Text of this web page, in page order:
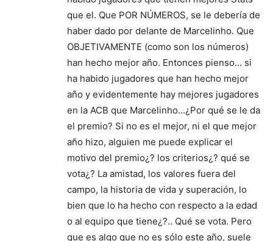
que el. Que POR NÚMEROS, se le debería de
haber dado por delante de Marcelinho. Que
OBJETIVAMENTE (como son los números)
han hecho mejor año. Entonces pienso… si
ha habido jugadores que han hecho mejor
año y evidentemente hay mejores jugadores
en la ACB que Marcelinho…¿Por qué se le da
el premio? Si no es el mejor, ni el que mejor
año hizo, alguien me puede explicar el
motivo del premio¿? los criterios¿? qué se
vota¿? La amistad, los valores fuera del
campo, la historia de vida y superación, lo
bien que lo ha hecho con respecto a la edad
o al equipo que tiene¿?.. Qué se vota. Pero
que es algo que no es sólo este año, suele